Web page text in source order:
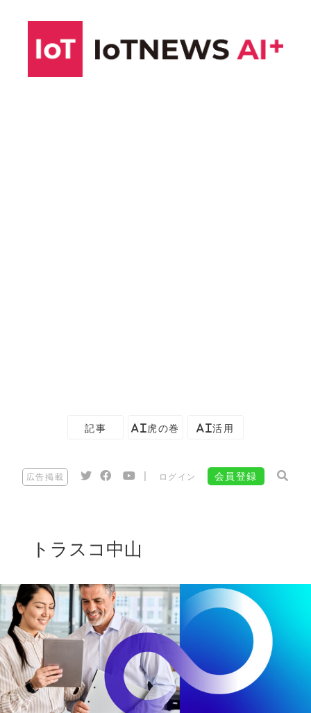
記事 AI虎の巻 AI活用
広告掲載 ログイン 会員登録
トラスコ中山